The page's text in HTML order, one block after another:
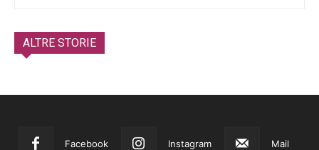
ALTRE STORIE
Facebook Instagram Mail